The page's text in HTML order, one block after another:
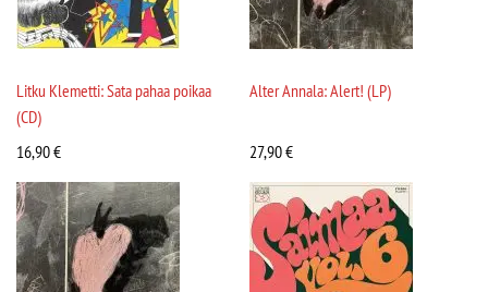
Litku Klemetti: Sata pahaa poikaa
(CD)
16,90€
Alter Annala: Alert! (LP)
27,90€